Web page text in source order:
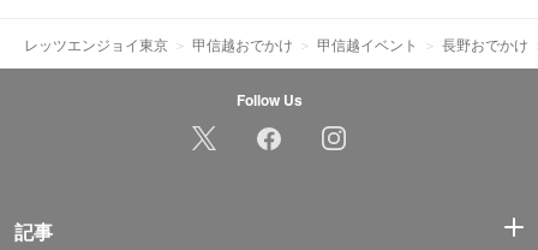
レッツエンジョイ東京 甲信越おでかけ 甲信越イベント 長野おでかけ
Follow Us
記事